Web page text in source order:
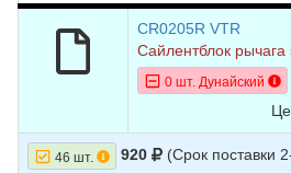
CR0205R VTR
Сайлентблок рычага
0 шт. Дунайский
46 шт. 920 (Срок поставки